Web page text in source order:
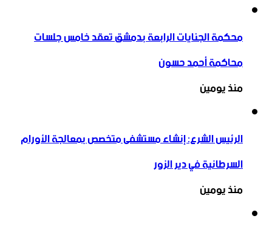
محكمة الجنايات الرابعة بدمشق تعقد خامس جلسات
محاكمة أحمد حسون
منذ يومين
الرئيس الشرع: إنشاء ‌‏مستشفى متخصص بمعالجة الأورام
السرطانية في دير الزور
منذ يومين